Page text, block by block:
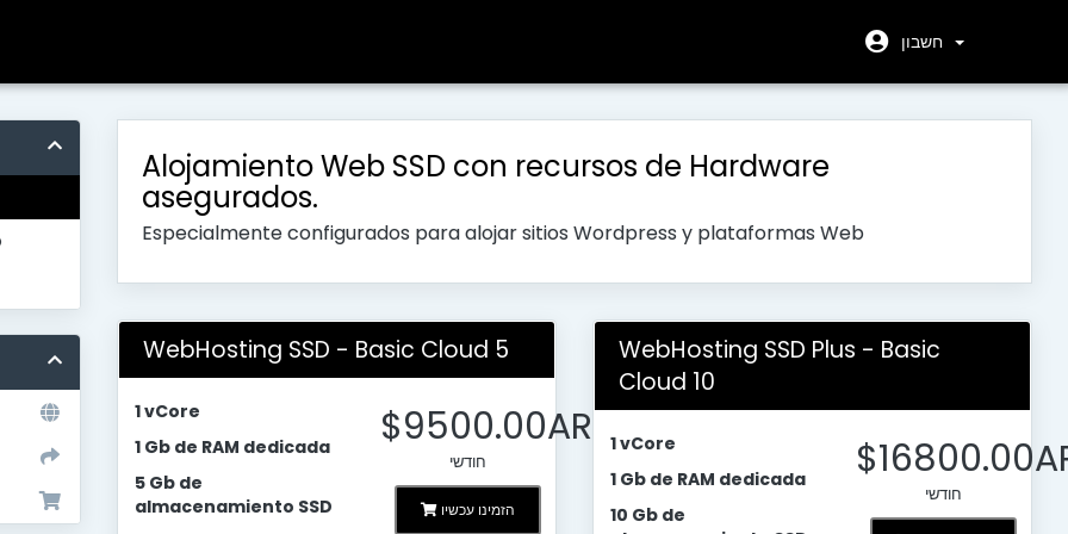
Alojamiento Web SSD con recursos de Hardware
asegurados.
Especialmente configurados para alojar sitios Wordpress y plataformas Web
WebHosting SSD - Basic Cloud 5
1 vCore
1 Gb de RAM dedicada
5 Gb de
almacenamiento SSD
$9500.00AR
חודשי
הזמינו עכשיו
WebHosting SSD Plus - Basic
Cloud 10
1 vCore
1 Gb de RAM dedicada
10 Gb de
חודשי